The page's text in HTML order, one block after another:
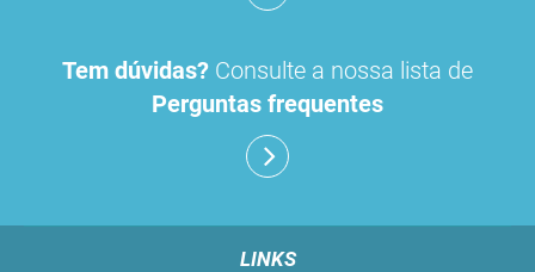
Tem dúvidas? Consulte a nossa lista de
Perguntas frequentes
LINKS